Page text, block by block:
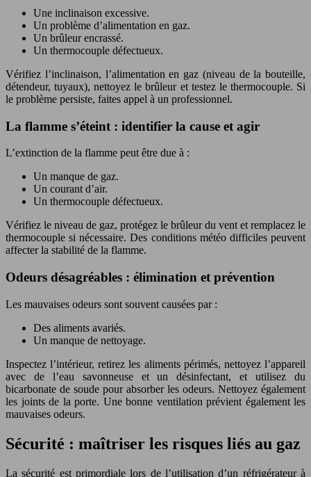
Une inclinaison excessive.
Un problème d’alimentation en gaz.
Un brûleur encrassé.
Un thermocouple défectueux.
Vérifiez l’inclinaison, l’alimentation en gaz (niveau de la bouteille,
détendeur, tuyaux), nettoyez le brûleur et testez le thermocouple. Si
le problème persiste, faites appel à un professionnel.
La flamme s’éteint : identifier la cause et agir
L’extinction de la flamme peut être due à :
Un manque de gaz.
Un courant d’air.
Un thermocouple défectueux.
Vérifiez le niveau de gaz, protégez le brûleur du vent et remplacez le
thermocouple si nécessaire. Des conditions météo difficiles peuvent
affecter la stabilité de la flamme.
Odeurs désagréables : élimination et prévention
Les mauvaises odeurs sont souvent causées par :
Des aliments avariés.
Un manque de nettoyage.
Inspectez l’intérieur, retirez les aliments périmés, nettoyez l’appareil
avec de l’eau savonneuse et un désinfectant, et utilisez du
bicarbonate de soude pour absorber les odeurs. Nettoyez également
les joints de la porte. Une bonne ventilation prévient également les
mauvaises odeurs.
Sécurité : maîtriser les risques liés au gaz
La sécurité est primordiale lors de l’utilisation d’un réfrigérateur à